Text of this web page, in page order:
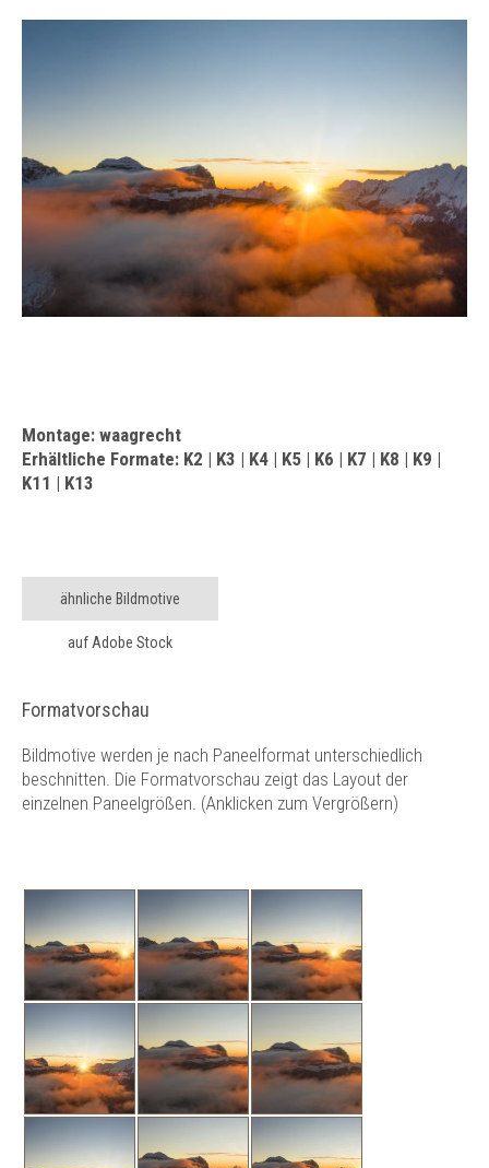
Montage: waagrecht
Erhältliche Formate: K2 | K3 | K4 | K5 | K6 | K7 | K8 | K9 |
K11 | K13
ähnliche Bildmotive
auf Adobe Stock
Formatvorschau
Bildmotive werden je nach Paneelformat unterschiedlich
beschnitten. Die Formatvorschau zeigt das Layout der
einzelnen Paneelgrößen. (Anklicken zum Vergrößern)